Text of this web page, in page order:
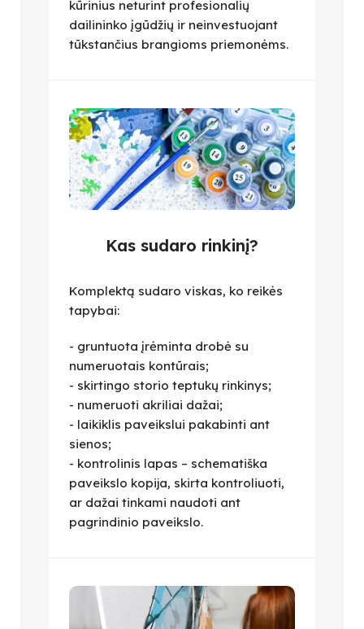
kūrinius neturint profesionalių
dailininko įgūdžių ir neinvestuojant
tūkstančius brangioms priemonėms.
Kas sudaro rinkinį?
Komplektą sudaro viskas, ko reikės
tapybai:
- gruntuota įrėminta drobė su
numeruotais kontūrais;
- skirtingo storio teptukų rinkinys;
- numeruoti akriliai dažai;
- laikiklis paveikslui pakabinti ant
sienos;
- kontrolinis lapas – schematiška
paveikslo kopija, skirta kontroliuoti,
ar dažai tinkami naudoti ant
pagrindinio paveikslo.